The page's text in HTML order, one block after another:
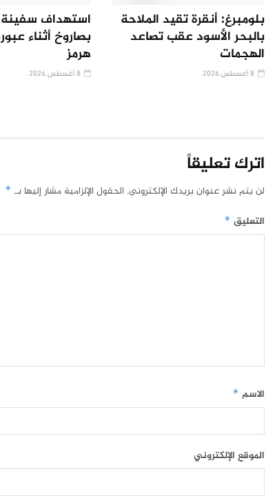
بلومبرغ: أنقرة تقيد الملاحة
بالبحر الأسود عقب تصاعد
الهجمات
استهداف سفينة
بصاروخ أثناء
هرمز
اترك تعليقاً
لن يتم نشر عنوان بريدك الإلكتروني. الحقول الإلزامية مشار إليها بـ *
التعليق *
الاسم *
الموقع الإلكتروني